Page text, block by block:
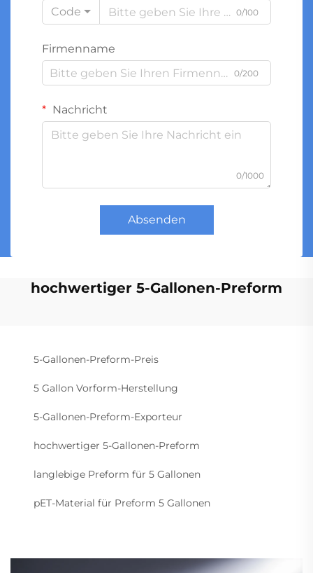
Code
0/100
Firmenname
0/200
Nachricht
0/1000
Absenden
hochwertiger 5-Gallonen-Preform
5-Gallonen-Preform-Preis
5 Gallon Vorform-Herstellung
5-Gallonen-Preform-Exporteur
hochwertiger 5-Gallonen-Preform
langlebige Preform für 5 Gallonen
pET-Material für Preform 5 Gallonen